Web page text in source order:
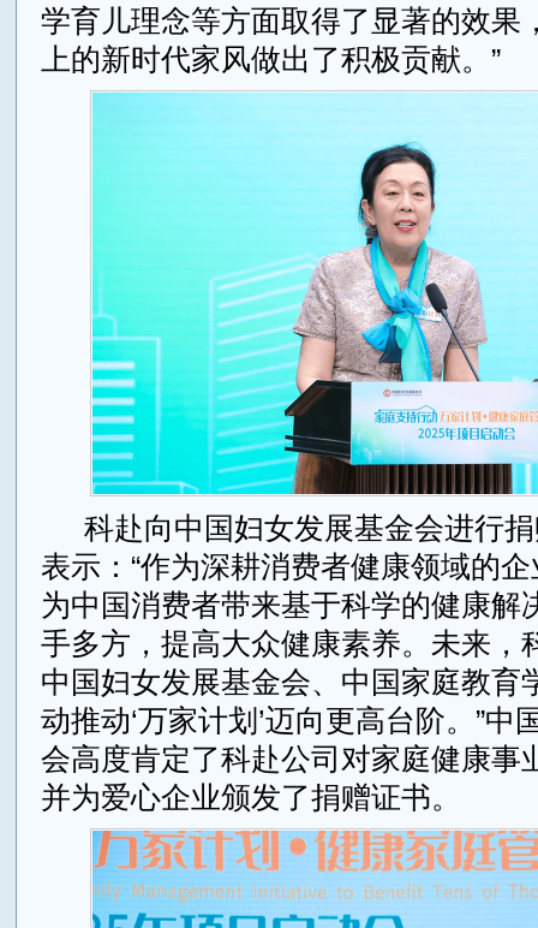
学育儿理念等方面取得了显著的效果
上的新时代家风做出了积极贡献。”
科赴向中国妇女发展基金会进行
表示：“作为深耕消费者健康领域的
为中国消费者带来基于科学的健康解
手多方，提高大众健康素养。未来，
中国妇女发展基金会、中国家庭教育
动推动‘万家计划’迈向更高台阶。”中
会高度肯定了科赴公司对家庭健康事
并为爱心企业颁发了捐赠证书。